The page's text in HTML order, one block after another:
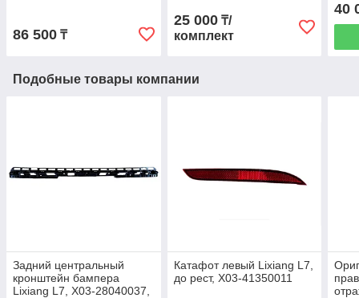
86 500 ₸
25 000₸/
комплект
40
Подобные товары компании
Задний центральный
кронштейн бампера
Lixiang L7, X03-28040037,
Катафот левый Lixiang L7,
до рест, X03-41350011